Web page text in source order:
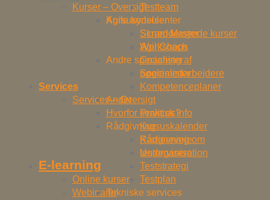
Kurser – Oversigt
Kursusydelser
Skræddersyede kurser
Workshops
Coaching af
nøglemedarbejdere
Kompetenceplaner
Andet
Praktisk info
Kursuskalender
Karriereveje
Undervisere
E-learning
Online kurser
Webinarer
Testteam
Agile konsulenter
Scrum Master
Agil Coach
Andre specialister
Specialister
Services
Services – Oversigt
Hvorfor services?
Rådgivning
Rådgivning om
testorganisation
Teststrategi
Testplan
Tekniske services